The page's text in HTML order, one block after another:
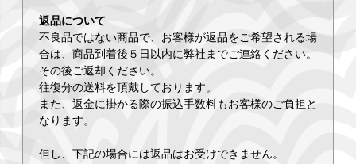
返品について
不良品ではない商品で、お客様が返品をご希望される場
合は、商品到着後５日以内に弊社までご連絡ください。
その後ご返却ください。
往復分の送料を頂戴しております。
また、返金に掛かる際の振込手数料もお客様のご負担と
なります。
但し、下記の場合には返品はお受けできません。